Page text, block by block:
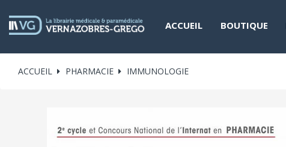
ACCUEIL BOUTIQUE
ACCUEIL PHARMACIE IMMUNOLOGIE